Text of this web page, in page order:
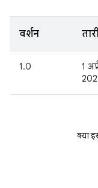
वर्शन
1.0
1
क्या